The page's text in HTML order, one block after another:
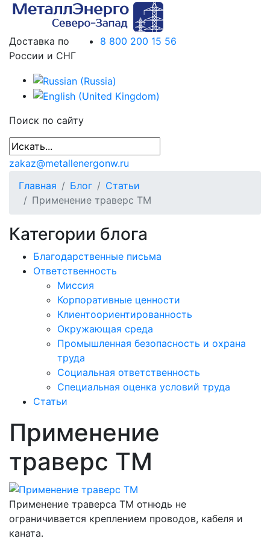
Доставка по
России и СНГ
8 800 200 15 56
Поиск по сайту
zakaz@metallenergonw.ru
Главная
Блог
Статьи
Применение траверс ТМ
Категории блога
Благодарственные письма
Ответственность
Миссия
Корпоративные ценности
Клиентоориентированность
Окружающая среда
Промышленная безопасность и охрана
труда
Социальная ответственность
Специальная оценка условий труда
Статьи
Применение
траверс ТМ
Применение траверса ТМ отнюдь не
ограничивается креплением проводов, кабеля и
каната.